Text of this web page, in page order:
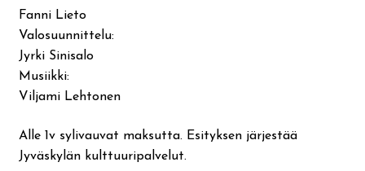
Fanni Lieto
Valosuunnittelu:
Jyrki Sinisalo
Musiikki:
Viljami Lehtonen
Alle 1v sylivauvat maksutta. Esityksen järjestää
Jyväskylän kulttuuripalvelut.